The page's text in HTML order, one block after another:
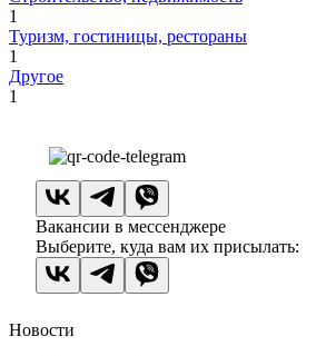
1
Туризм, гостиницы, рестораны
1
Другое
1
Вакансии в мессенджере
Выберите, куда вам их присылать:
Новости